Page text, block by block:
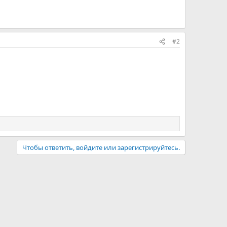
#2
Чтобы ответить, войдите или зарегистрируйтесь.